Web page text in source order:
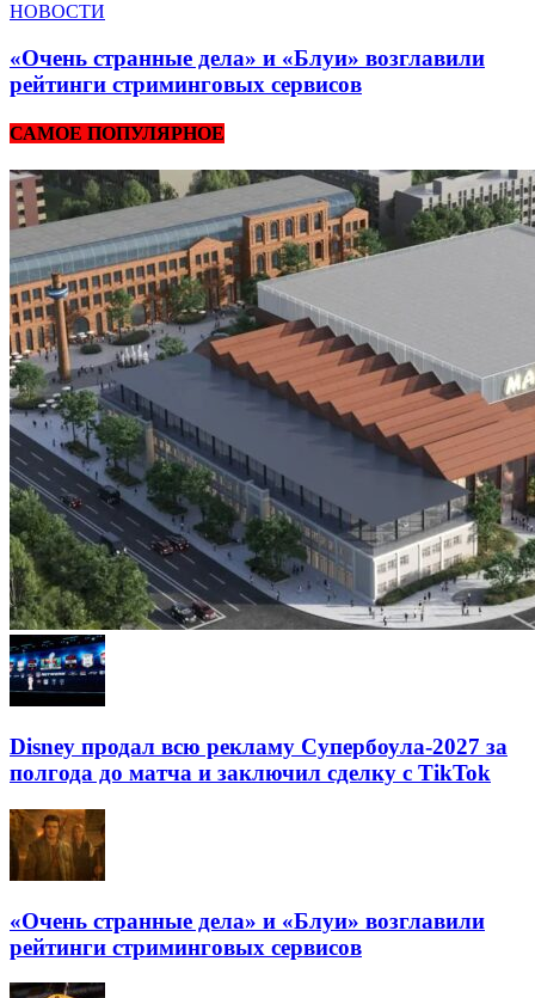
НОВОСТИ
«Очень странные дела» и «Блуи» возглавили
рейтинги стриминговых сервисов
САМОЕ ПОПУЛЯРНОЕ
Disney продал всю рекламу Супербоула-2027 за
полгода до матча и заключил сделку с TikTok
«Очень странные дела» и «Блуи» возглавили
рейтинги стриминговых сервисов